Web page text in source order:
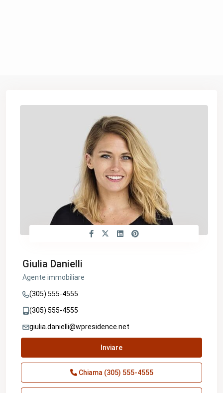
Giulia Danielli
Agente immobiliare
(305) 555-4555
(305) 555-4555
giulia.danielli@wpresidence.net
Inviare
Chiama (305) 555-4555